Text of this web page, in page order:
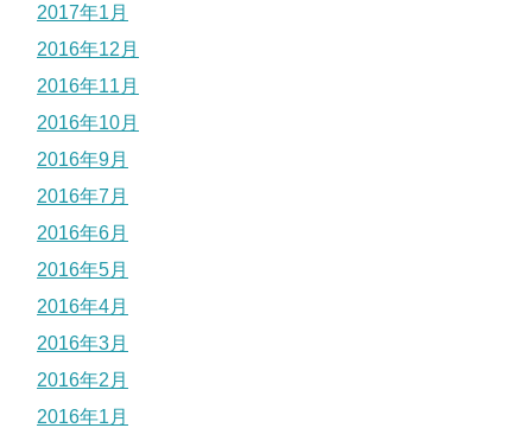
2017年1月
2016年12月
2016年11月
2016年10月
2016年9月
2016年7月
2016年6月
2016年5月
2016年4月
2016年3月
2016年2月
2016年1月